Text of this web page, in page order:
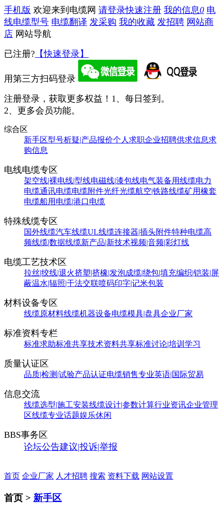
手机版 欢迎来到电缆网 请登录快速注册 我的信息0 电
线电缆型号 电缆翻译 发采购 我的收藏 发招聘 网站商
店 网站导航
已注册? 【快速登录】
用第三方扫码登录
注册登录，获取更多权益！ 1、每日签到。
2、更多会员功能。
综合区
新手区型号析疑|产品报价个人求职企业招聘供求信息求
购信息
电线电缆专区
架空线|裸电线|型线电磁线|漆包线电气装备用线缆电力
电缆通讯电缆电缆附件光纤光缆航空|铁路线缆矿用橡套
电缆船用电缆|港口电缆
特殊线缆专区
国外线缆汽车线缆UL线缆连接器|插头附件特种电缆高
频线缆|数据线缆新产品|新技术视频|音频|彩灯线
电缆工艺技术区
拉丝|绞线|退火挤塑|挤橡|发泡成缆|绕包|填充编织|铠装|屏
蔽温水|辐照|干法交联喷码印字|记米包装
材料设备专区
线缆原材料线缆机器设备电缆模具|盘具企业厂家
标准资料专栏
标准求助标准共享技术资料共享标准讨论|培训学习
质量认证区
品质|检测|试验产品认证电缆销售专业英语|国际贸易
信息交流
线缆选型|施工安装线缆设计|参数计算行业资讯企业管理
区线缆专业话题娱乐休闲
BBS事务区
论坛公告建议|投诉|举报
首页 企业厂家 人才招聘 搜索 资料下载 网站设置
首页 > 新手区